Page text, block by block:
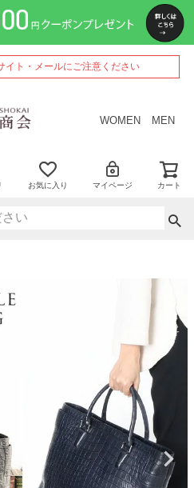
ト・メールにご注意ください
WOMEN MEN
お気に入り マイページ カート
ペー
ジト
ップ
へ